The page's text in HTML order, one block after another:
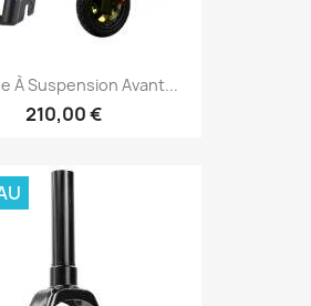
À Suspension Avant...
210,00 €